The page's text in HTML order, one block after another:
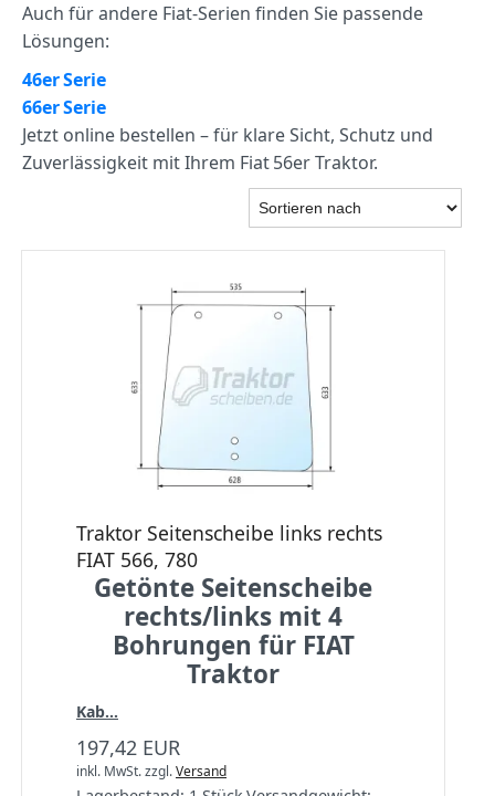
Auch für andere Fiat‑Serien finden Sie passende
Lösungen:
46er Serie
66er Serie
Jetzt online bestellen – für klare Sicht, Schutz und
Zuverlässigkeit mit Ihrem Fiat 56er Traktor.
Traktor Seitenscheibe links rechts
FIAT 566, 780
Getönte Seitenscheibe
rechts/links mit 4
Bohrungen für FIAT
Traktor
Kab...
197,42 EUR
inkl. MwSt.zzgl.Versand